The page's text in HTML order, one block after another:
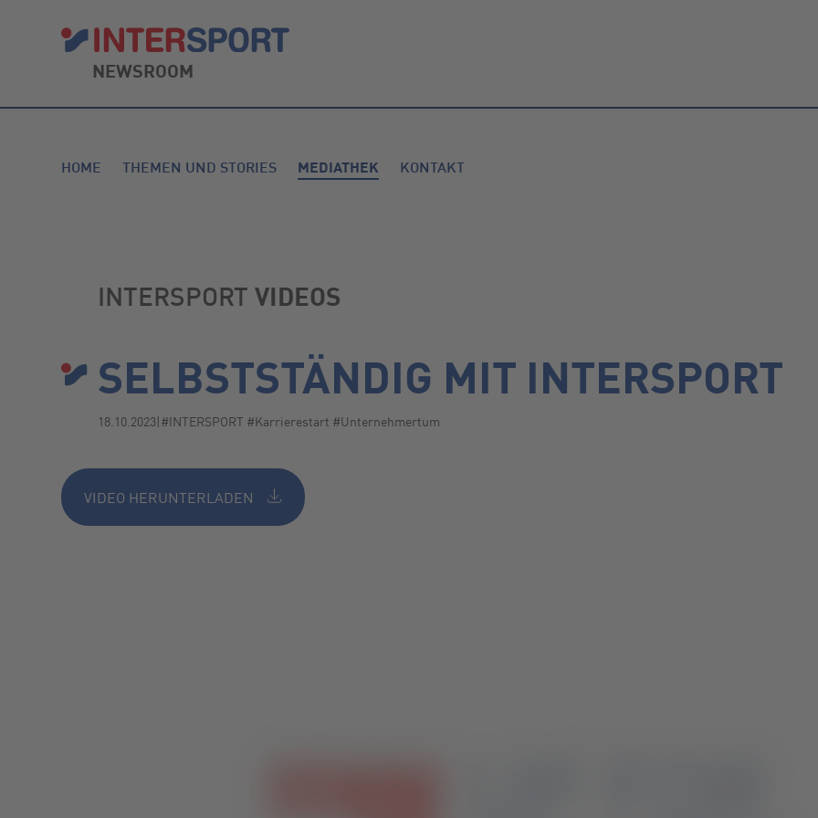
NEWSROOM
HOME THEMEN UND STORIES MEDIATHEK KONTAKT
INTERSPORT VIDEOS
SELBSTSTÄNDIG MIT INTERSPORT
18.10.2023|#INTERSPORT #Karrierestart #Unternehmertum
VIDEO HERUNTERLADEN